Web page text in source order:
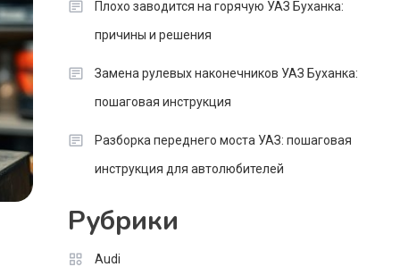
Плохо заводится на горячую УАЗ Буханка:
причины и решения
Замена рулевых наконечников УАЗ Буханка:
пошаговая инструкция
Разборка переднего моста УАЗ: пошаговая
инструкция для автолюбителей
Рубрики
Audi